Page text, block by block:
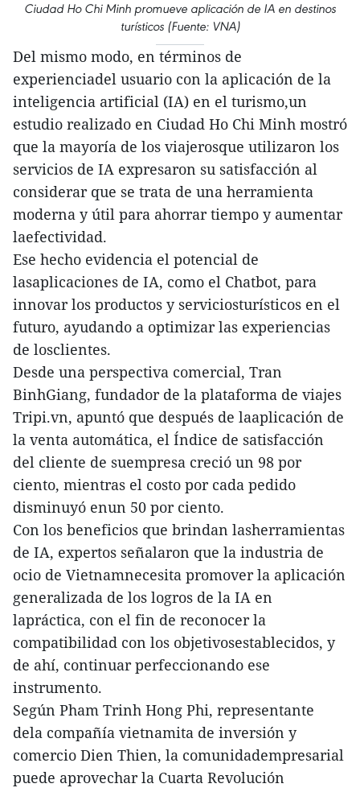
Ciudad Ho Chi Minh promueve aplicación de IA en destinos
turísticos (Fuente: VNA)
Del mismo modo, en términos de
experienciadel usuario con la aplicación de la
inteligencia artificial (IA) en el turismo,un
estudio realizado en Ciudad Ho Chi Minh mostró
que la mayoría de los viajerosque utilizaron los
servicios de IA expresaron su satisfacción al
considerar que se trata de una herramienta
moderna y útil para ahorrar tiempo y aumentar
laefectividad.
Ese hecho evidencia el potencial de
lasaplicaciones de IA, como el Chatbot, para
innovar los productos y serviciosturísticos en el
futuro, ayudando a optimizar las experiencias
de losclientes.
Desde una perspectiva comercial, Tran
BinhGiang, fundador de la plataforma de viajes
Tripi.vn, apuntó que después de laaplicación de
la venta automática, el Índice de satisfacción
del cliente de suempresa creció un 98 por
ciento, mientras el costo por cada pedido
disminuyó enun 50 por ciento.
Con los beneficios que brindan lasherramientas
de IA, expertos señalaron que la industria de
ocio de Vietnamnecesita promover la aplicación
generalizada de los logros de la IA en
lapráctica, con el fin de reconocer la
compatibilidad con los objetivosestablecidos, y
de ahí, continuar perfeccionando ese
instrumento.
Según Pham Trinh Hong Phi, representante
dela compañía vietnamita de inversión y
comercio Dien Thien, la comunidadempresarial
puede aprovechar la Cuarta Revolución